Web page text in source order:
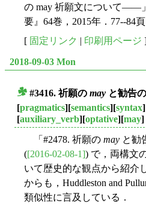
の may 祈願文について――
要』64巻，2015年．77--84頁
[ 固定リンク | 印刷用ページ
2018-09-03 Mon
#3416. 祈願の may と勧告の
[pragmatics][semantics][syntax
[auxiliary_verb][optative][may]
「#2478. 祈願の may と勧
([2016-02-08-1]) で，両構文
いて歴史的な観点から紹介
からも，Huddleston and
類似性に言及している．